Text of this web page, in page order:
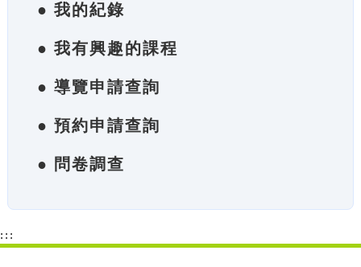
● 我的紀錄
● 我有興趣的課程
● 導覽申請查詢
● 預約申請查詢
● 問卷調查
:::